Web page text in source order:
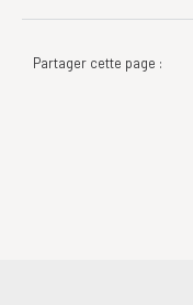
Partager cette page :